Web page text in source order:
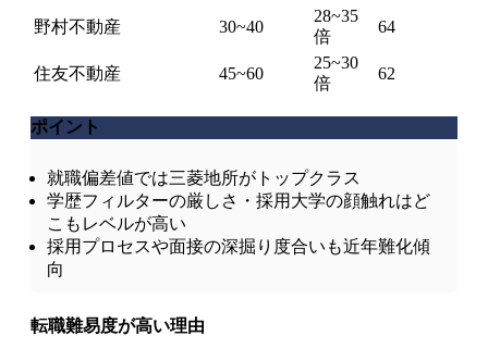
野村不動産 30~40
28~35
倍
64
住友不動産 45~60
25~30
倍
62
ポイント
就職偏差値では三菱地所がトップクラス
学歴フィルターの厳しさ・採用大学の顔触れはど
こもレベルが高い
採用プロセスや面接の深掘り度合いも近年難化傾
向
転職難易度が高い理由